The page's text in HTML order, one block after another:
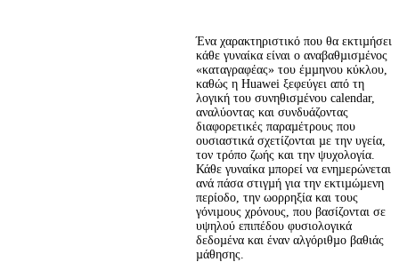
Ένα χαρακτηριστικό που θα εκτιµήσει
κάθε γυναίκα είναι ο αναβαθµισµένος
«καταγραφέας» του έµµηνου κύκλου,
καθώς η Huawei ξεφεύγει από τη
λογική του συνηθισµένου calendar,
αναλύοντας και συνδυάζοντας
διαφορετικές παραµέτρους που
ουσιαστικά σχετίζονται µε την υγεία,
τον τρόπο ζωής και την ψυχολογία.
Κάθε γυναίκα µπορεί να ενηµερώνεται
ανά πάσα στιγµή για την εκτιµώµενη
περίοδο, την ωορρηξία και τους
γόνιµους χρόνους, που βασίζονται σε
υψηλού επιπέδου φυσιολογικά
δεδοµένα και έναν αλγόριθµο βαθιάς
µάθησης.